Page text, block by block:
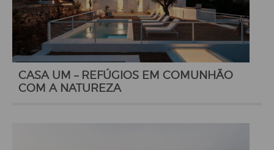
CASA UM – REFÚGIOS EM COMUNHÃO
COM A NATUREZA